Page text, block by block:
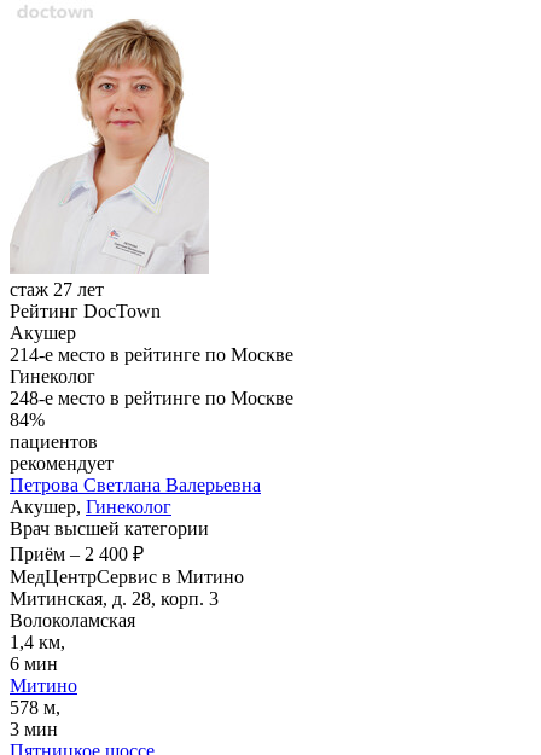
стаж 27 лет
Рейтинг DocTown
Акушер
214-е место в рейтинге по Москве
Гинеколог
248-е место в рейтинге по Москве
84%
пациентов
рекомендует
Петрова Светлана Валерьевна
Акушер, Гинеколог
Врач высшей категории
Приём – 2 400 ₽
МедЦентрСервис в Митино
Митинская, д. 28, корп. 3
Волоколамская
1,4 км,
6 мин
Митино
578 м,
3 мин
Пятницкое шоссе